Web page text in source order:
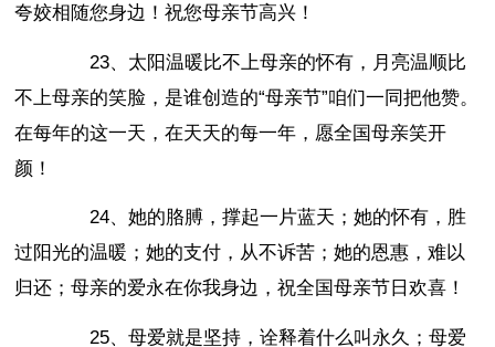
夸姣相随您身边！祝您母亲节高兴！
23、太阳温暖比不上母亲的怀有，月亮温顺比
不上母亲的笑脸，是谁创造的“母亲节”咱们一同把他赞。
在每年的这一天，在天天的每一年，愿全国母亲笑开
颜！
24、她的胳膊，撑起一片蓝天；她的怀有，胜
过阳光的温暖；她的支付，从不诉苦；她的恩惠，难以
归还；母亲的爱永在你我身边，祝全国母亲节日欢喜！
25、母爱就是坚持，诠释着什么叫永久；母爱